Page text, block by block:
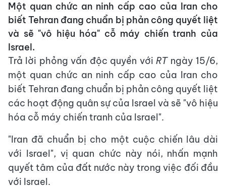
Một quan chức an ninh cấp cao của Iran cho
biết Tehran đang chuẩn bị phản công quyết liệt
và sẽ "vô hiệu hóa" cỗ máy chiến tranh của
Israel.
Trả lời phỏng vấn độc quyền với RTngày 15/6,
một quan chức an ninh cấp cao của Iran cho
biết Tehran đang chuẩn bị phản công quyết liệt
các hoạt động quân sự của Israel và sẽ "vô hiệu
hóa cỗ máy chiến tranh của Israel".
"Iran đã chuẩn bị cho một cuộc chiến lâu dài
với Israel", vị quan chức này nói, nhấn mạnh
quyết tâm của đất nước này trong việc đối đầu
với Israel.